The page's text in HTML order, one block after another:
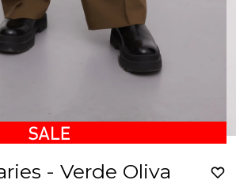
- Verde Oliva